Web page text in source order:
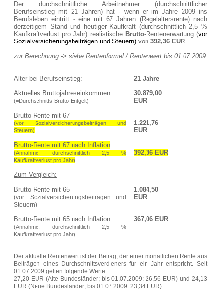
Sachversicherungen
Rechtsschutz
Heim und Haus
Hausrat
Glasbruch
Wohngebäude
Haus- und Grundbesitzerhaftpflicht
Gewässerschadenhaftpflicht
Bauleistung
Photovoltaik
KFZ
PKW (private Nutzung)
Motorrad
Wohnmobil
Wohnwagen
Tiere
Der durchschnittliche Arbeitnehmer (durchschnittlicher
Berufseinstieg mit 21 Jahren) hat - wenn er im Jahre 2009 ins
Berufsleben eintritt - eine mit 67 Jahren (Regelaltersrente) nach
derzeitigem Stand und heutiger Kaufkraft (durchschnittlich 2,5 %
Kaufkraftverlust pro Jahr) realistische Brutto-Rentenerwartung (vor
Sozialversicherungsbeiträgen und Steuern) von392,36 EUR.
zur Berechnung -> siehe Rentenformel / Rentenwert bis 01.07.2009
Alter bei Berufseinstieg:
Aktuelles Bruttojahreseinkommen:
(=Durchschnitts-Brutto-Entgelt)
Brutto-Rente mit 67
(vor Sozialversicherungsbeiträgen und
Steuern)
Brutto-Rente mit 67 nach Inflation
(Annahme: durchschnittlich 2,5 %
Kaufkraftverlust pro Jahr)
Zum Vergleich:
Brutto-Rente mit 65
(vor Sozialversicherungsbeiträgen und
Steuern)
Brutto-Rente mit 65 nach Inflation
(Annahme: durchschnittlich 2,5 %
Kaufkraftverlust pro Jahr)
21 Jahre
30.879,00
EUR
1.221,76
EUR
392,36 EUR
1.084,50
EUR
367,06 EUR
Der aktuelle Rentenwert ist der Betrag, der einer monatlichen Rente aus
Beiträgen eines Durchschnittsverdieners für ein Jahr entspricht. Seit
01.07.2009 gelten folgende Werte:
27,20 EUR (Alte Bundesländer; bis 01.07.2009: 26,56 EUR) und 24,13
EUR (Neue Bundesländer; bis 01.07.2009: 23,34 EUR).